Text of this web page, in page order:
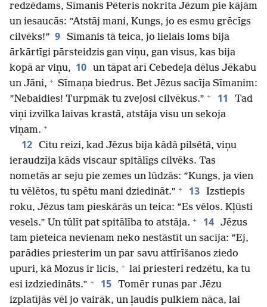
redzēdams, Sīmanis Pēteris nokrita Jēzum pie kājām
un iesaucās: ”Atstāj mani, Kungs, jo es esmu grēcīgs
cilvēks!” 9 Sīmanis tā teica, jo lielais loms bija
ārkārtīgi pārsteidzis gan viņu, gan visus, kas bija
kopā ar viņu, 10 un tāpat arī Cebedeja dēlus Jēkabu
un Jāni, + Sīmaņa biedrus. Bet Jēzus sacīja Sīmanim:
”Nebaidies! Turpmāk tu zvejosi cilvēkus.” + 11
Tad
viņi izvilka laivas krastā, atstāja visu un sekoja
viņam. +
12 Citu reizi, kad Jēzus bija kādā pilsētā, viņu
ieraudzīja kāds viscaur spitālīgs cilvēks. Tas
nometās ar seju pie zemes un lūdzās: ”Kungs, ja vien
tu vēlētos, tu spētu mani dziedināt.” + 13 Izstiepis
roku, Jēzus tam pieskārās un teica: ”Es vēlos. Kļūsti
vesels.” Un tūlīt pat spitālība to atstāja. + 14 Jēzus
tam pieteica nevienam neko nestāstīt un sacīja: ”Ej,
parādies priesterim un par savu attīrīšanos ziedo
upuri, kā Mozus ir licis, + lai priesteri redzētu, ka tu
esi izdziedināts.” + 15 Tomēr runas par Jēzu
izplatījās vēl jo vairāk, un ļaudis pulkiem nāca, lai